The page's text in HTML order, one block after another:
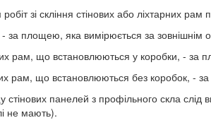
зі скління стінових або ліхтарних
за площею, яка вимірюється за зовнішнім
рам, що встановлюються у коробки, - за
рам, що встановлюються без коробок, -
стінових панелей з профільного скла слід
не мають).